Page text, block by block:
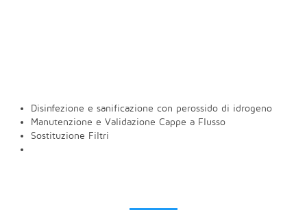
Disinfezione e sanificazione con perossido di idrogeno
Manutenzione e Validazione Cappe a Flusso
Sostituzione Filtri